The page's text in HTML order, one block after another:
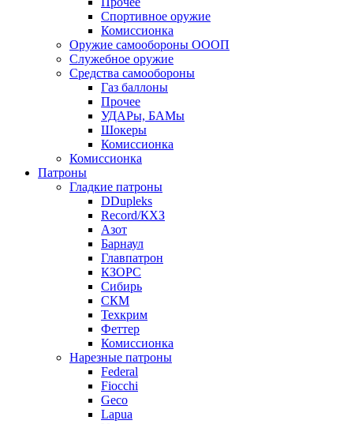
Спортивное оружие
Комиссионка
Оружие самообороны ОООП
Служебное оружие
Средства самообороны
Газ баллоны
Прочее
УДАРы, БАМы
Шокеры
Комиссионка
Комиссионка
Патроны
Гладкие патроны
DDupleks
Record/КХЗ
Азот
Барнаул
Главпатрон
КЗОРС
Сибирь
СКМ
Техкрим
Феттер
Комиссионка
Нарезные патроны
Federal
Fiocchi
Geco
Lapua